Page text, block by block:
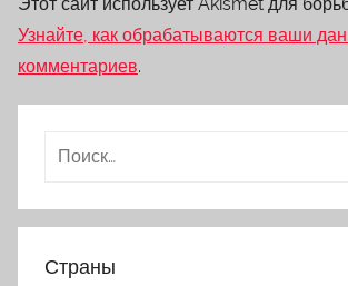
Этот сайт использует Akismet для
Узнайте, как обрабатываются ваши
комментариев.
Страны